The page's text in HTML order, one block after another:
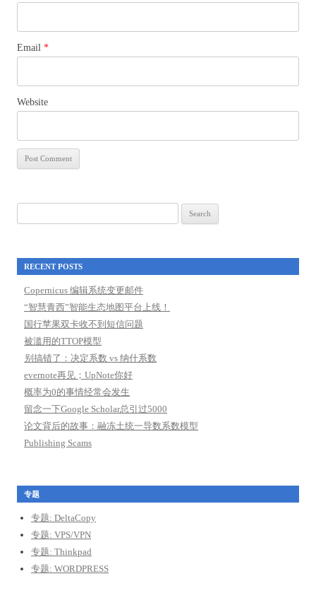
Email *
Website
for:
RECENT POSTS
Copernicus 编辑系统变更邮件
“智慧青西”智能生态地图平台上线！
国行苹果双卡收不到短信问题
被滥用的TTOP模型
别搞错了：决定系数 vs 纳什系数
evernote再见；UpNote你好
概率为0的事情经常会发生
留念一下Google Scholar总引过5000
论文背后的故事：融冻土统一导数系数模型
Publishing Scams
专题
专题: DeltaCopy
专题: VPS/VPN
专题: Thinkpad
专题: WORDPRESS